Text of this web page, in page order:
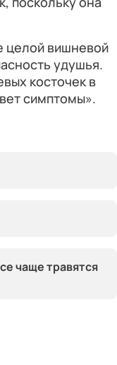
целой вишневой
удушья.
косточек в
симптомы».
чаще травятся